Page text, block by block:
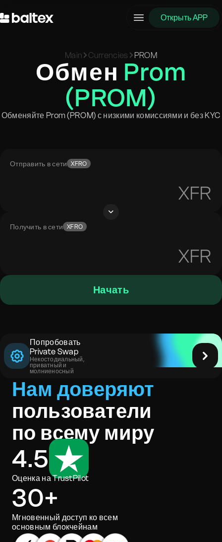
Открыть APP
Main Currencies PROM
Обмен Prom
(PROM)
Обменяйте Prom (PROM) с низкими комиссиями и без KYC
Отправить в сети XFRO
XFR
Получить в сети XFRO
XFR
Начать
Попробовать
Private Swap
Некостодиальный,
приватный и
молниеносный
Нам доверяют
пользователи
по всему миру
4.5
Оценка на TrustPilot
30+
Мгновенный доступ ко всем
основным блокчейнам